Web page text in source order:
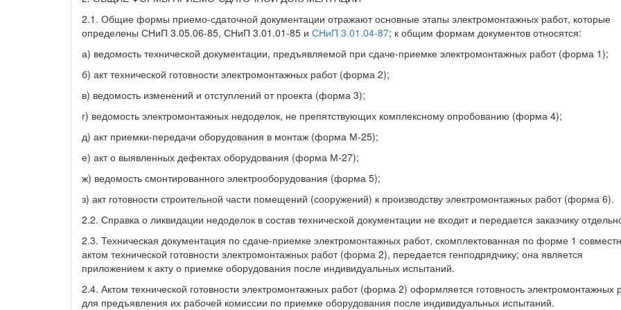
2.1. Общие формы приемо-сдаточной документации отражают основные этапы электромонтажных работ, которые
определены СНиП 3.05.06-85, СНиП 3.01.01-85 и СНиП 3.01.04-87; к общим формам документов относятся:
а) ведомость технической документации, предъявляемой при сдаче-приемке электромонтажных работ (форма 1);
б) акт технической готовности электромонтажных работ (форма 2);
в) ведомость изменений и отступлений от проекта (форма 3);
г) ведомость электромонтажных недоделок, не препятствующих комплексному опробованию (форма 4);
д) акт приемки-передачи оборудования в монтаж (форма М-25);
е) акт о выявленных дефектах оборудования (форма М-27);
ж) ведомость смонтированного электрооборудования (форма 5);
з) акт готовности строительной части помещений (сооружений) к производству электромонтажных работ (форма 6).
2.2. Справка о ликвидации недоделок в состав технической документации не входит и передается заказчику
2.3. Техническая документация по сдаче-приемке электромонтажных работ, скомплектованная по форме 1
актом технической готовности электромонтажных работ (форма 2), передается генподрядчику; она является
приложением к акту о приемке оборудования после индивидуальных испытаний.
2.4. Актом технической готовности электромонтажных работ (форма 2) оформляется готовность электромонтажных
для предъявления их рабочей комиссии по приемке оборудования после индивидуальных испытаний.